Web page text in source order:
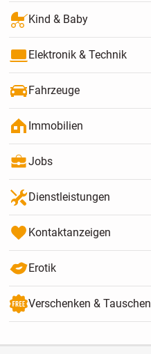
Kind & Baby
Elektronik & Technik
Fahrzeuge
Immobilien
Jobs
Dienstleistungen
Kontaktanzeigen
Erotik
Verschenken & Tauschen